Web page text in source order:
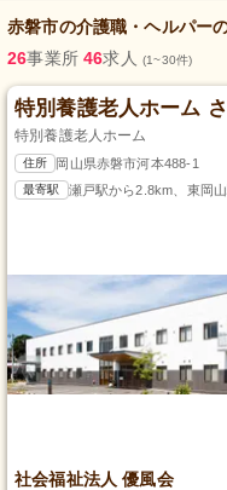
赤磐市の介護職・ヘルパー
26事業所 46求人 (1~30件)
特別養護老人ホーム
特別養護老人ホーム
住所 岡山県赤磐市河本488-1
最寄駅 瀬戸駅から2.8km、東岡
社会福祉法人 優風会